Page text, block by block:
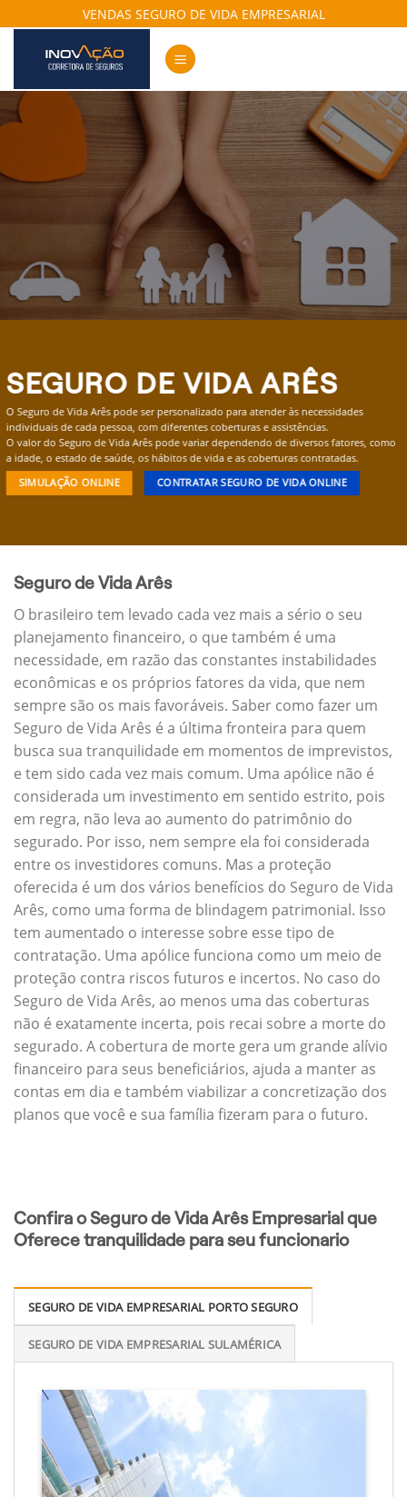
to
content
VENDAS SEGURO DE VIDA EMPRESARIAL
SEGURO DE VIDA ARÊS
O Seguro de Vida Arês pode ser personalizado para atender às necessidades
individuais de cada pessoa, com diferentes coberturas e assistências.
O valor do Seguro de Vida Arês pode variar dependendo de diversos fatores, como
a idade, o estado de saúde, os hábitos de vida e as coberturas contratadas.
SIMULAÇÃO ONLINE CONTRATAR SEGURO DE VIDA ONLINE
Seguro de Vida Arês
O brasileiro tem levado cada vez mais a sério o seu
planejamento financeiro, o que também é uma
necessidade, em razão das constantes instabilidades
econômicas e os próprios fatores da vida, que nem
sempre são os mais favoráveis. Saber como fazer um
Seguro de Vida Arês é a última fronteira para quem
busca sua tranquilidade em momentos de imprevistos,
e tem sido cada vez mais comum. Uma apólice não é
considerada um investimento em sentido estrito, pois
em regra, não leva ao aumento do patrimônio do
segurado. Por isso, nem sempre ela foi considerada
entre os investidores comuns. Mas a proteção
oferecida é um dos vários benefícios do Seguro de Vida
Arês, como uma forma de blindagem patrimonial. Isso
tem aumentado o interesse sobre esse tipo de
contratação. Uma apólice funciona como um meio de
proteção contra riscos futuros e incertos. No caso do
Seguro de Vida Arês, ao menos uma das coberturas
não é exatamente incerta, pois recai sobre a morte do
segurado. A cobertura de morte gera um grande alívio
financeiro para seus beneficiários, ajuda a manter as
contas em dia e também viabilizar a concretização dos
planos que você e sua família fizeram para o futuro.
Confira o Seguro de Vida Arês Empresarial que
Oferece tranquilidade para seu funcionario
SEGURO DE VIDA EMPRESARIAL PORTO SEGURO
SEGURO DE VIDA EMPRESARIAL SULAMÉRICA